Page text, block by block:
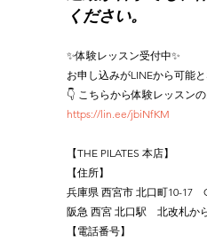
ください。
✨体験レッスン受付中✨
お申し込みがLINEから可能
👇 こちらから体験レッスン
https://lin.ee/jbiNfKM
【THE PILATES 本店】
【住所】
兵庫県 西宮市 北口町10-17
阪急 西宮 北口駅　北改札か
【電話番号】